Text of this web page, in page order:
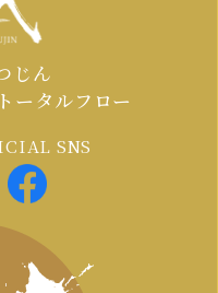
じん
ータルフロー
SNS